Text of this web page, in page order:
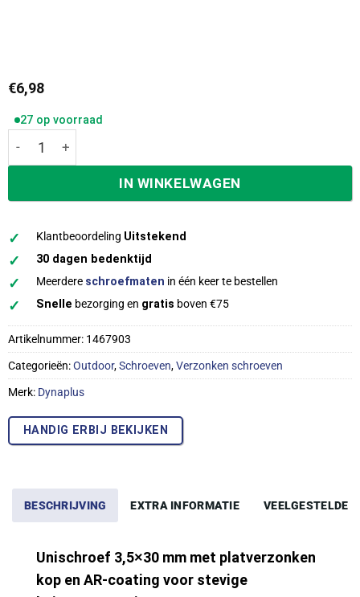
€6,98
27 op voorraad
Dynaplus AR-Coating Schroeven Torx t-15 Platkop 3,5
IN WINKELWAGEN
✓ Klantbeoordeling Uitstekend
✓ 30 dagen bedenktijd
✓ Meerdere schroefmaten in één keer te bestellen
✓ Snelle bezorging en gratis boven €75
Artikelnummer: 1467903
Categorieën:Outdoor,Schroeven,Verzonken schroeven
Merk: Dynaplus
HANDIG ERBIJ BEKIJKEN
BESCHRIJVING EXTRA INFORMATIE VEELGESTELDE
Unischroef 3,5×30 mm met platverzonken
kop en AR-coating voor stevige